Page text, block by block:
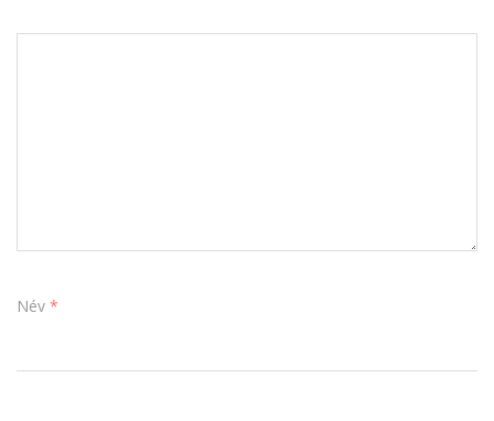
Név *